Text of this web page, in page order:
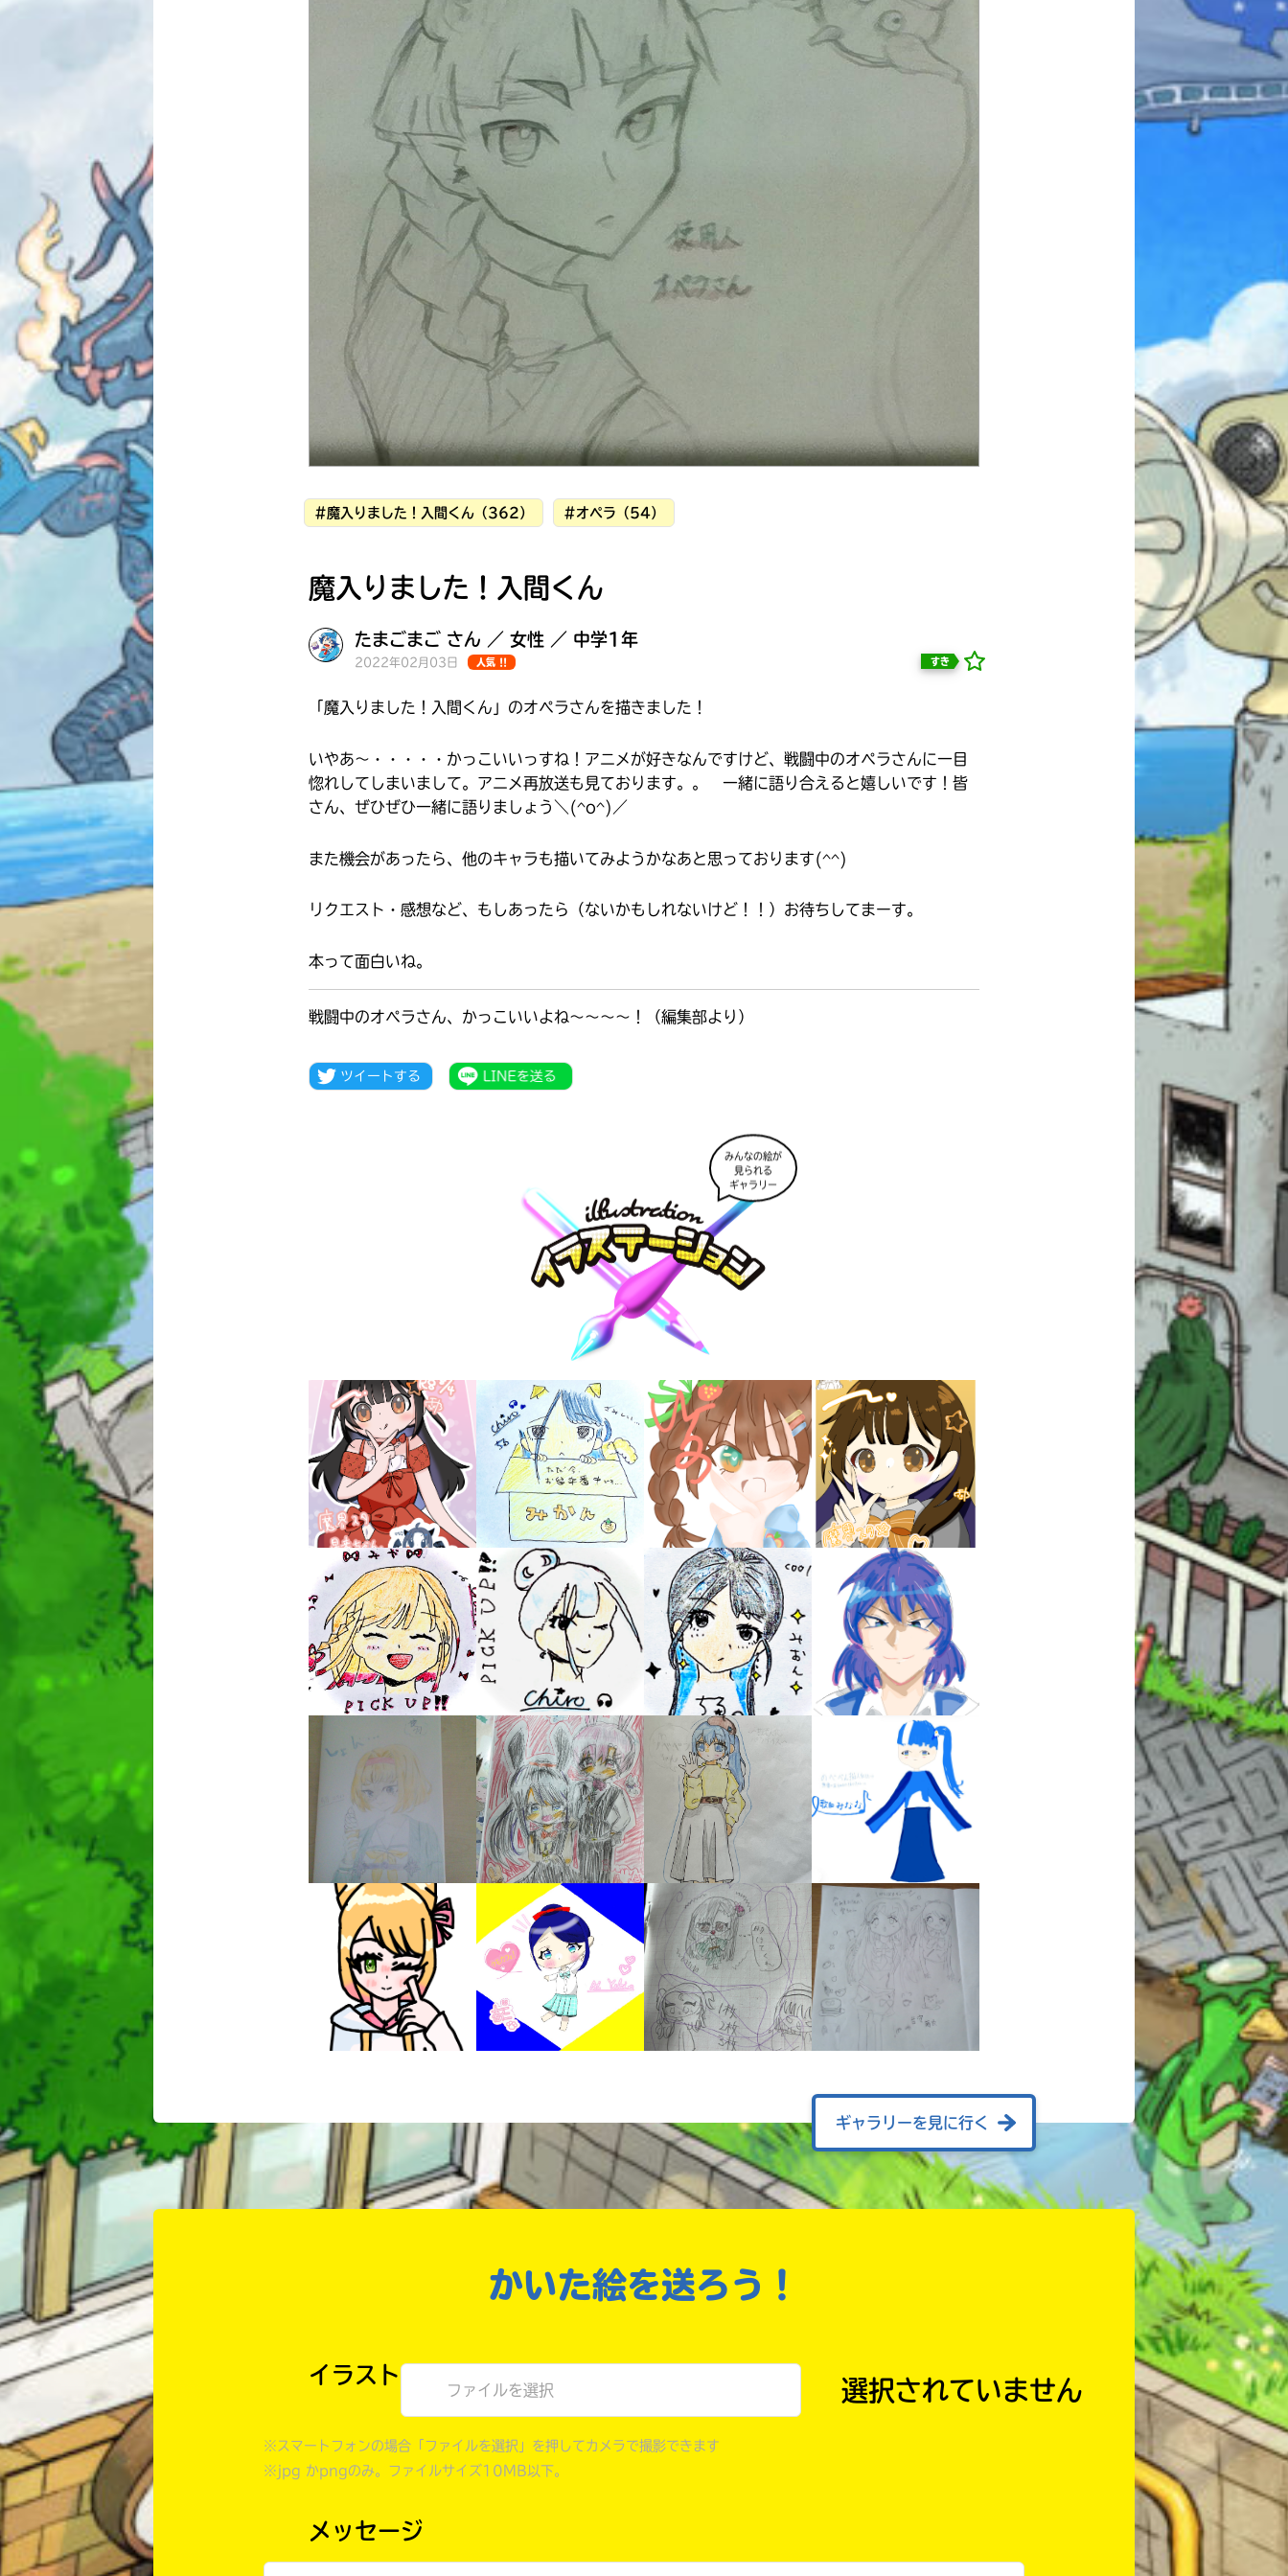
Loading...
読みたい本が
見つかる
みんなとおしゃべり
できる掲示板
シリーズに
みんなの絵が
見られる
書店に届いた
みんなからのお手紙が
読める
キーワードから探す
オフィシャルアカウント
SNSでシェアする
魔入りました！入間くん
#魔入りました！入間くん（362） #オペラ（54）
たまごまご さん ／ 女性 ／ 中学1年
2022年02月03日 人気 !! すき
「魔入りました！入間くん」のオペラさんを描きました！
いやあ～・・・・・かっこいいっすね！アニメが好きなんですけど、戦闘中のオペラさんに一目
惚れしてしまいまして。アニメ再放送も見ております。。 一緒に語り合えると嬉しいです！皆
さん、ぜひぜひ一緒に語りましょう＼(^o^)／
また機会があったら、他のキャラも描いてみようかなあと思っております(^^)
リクエスト・感想など、もしあったら（ないかもしれないけど！！）お待ちしてまーす。
本って面白いね。
戦闘中のオペラさん、かっこいいよね～～～～！（編集部より）
みんなの絵が
見られる
ギャラリー
ギャラリーを見に行く
かいた絵を送ろう！
イラスト
ファイルを選択
※スマートフォンの場合「ファイルを選択」を押してカメラで撮影できます
※jpg かpngのみ。ファイルサイズ10MB以下。
メッセージ
い
い
え
入
力
内
容
に
エ
ー
が
あ
る
の
で、
も
う
一
度
確
認
し
て
戻る